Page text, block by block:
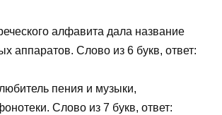
алфавита дала название
аппаратов. Слово из 6 букв, ответ:
пения и музыки,
Слово из 7 букв, ответ: